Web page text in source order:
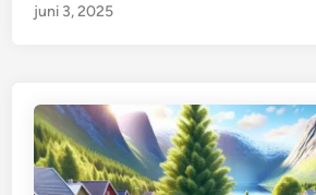
juni 3, 2025